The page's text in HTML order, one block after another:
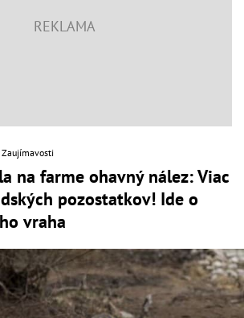
Zaujímavosti
na farme ohavný nález: Viac
pozostatkov! Ide o
vraha